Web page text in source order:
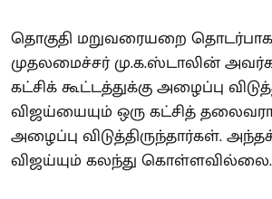
தொகுதி மறுவரையறை தொடர்பாக
முதலமைச்சர் மு.க.ஸ்டாலின்
கட்சிக் கூட்டத்துக்கு அழைப்பு
விஜய்யையும் ஒரு கட்சித்
அழைப்பு விடுத்திருந்தார்கள்.
விஜய்யும் கலந்து கொள்ளவில்லை.